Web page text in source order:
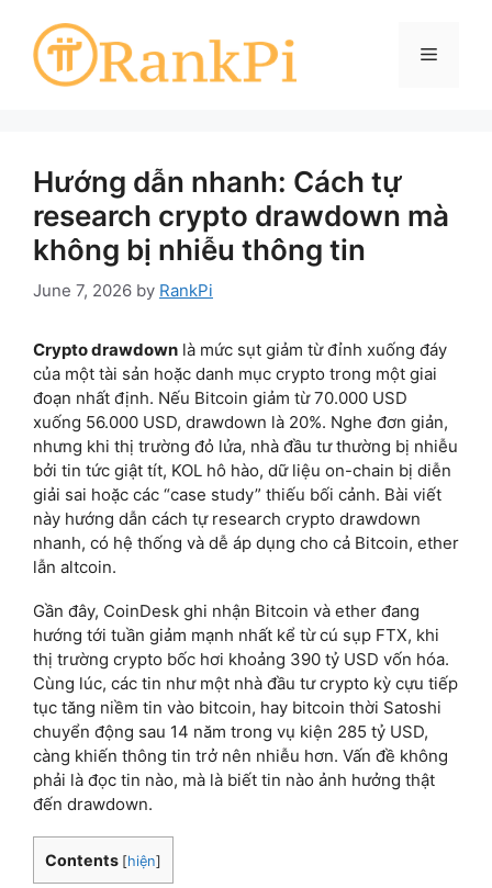
content
Menu
Hướng dẫn nhanh: Cách tự
research crypto drawdown mà
không bị nhiễu thông tin
June 7, 2026 by RankPi
Crypto drawdown là mức sụt giảm từ đỉnh xuống đáy
của một tài sản hoặc danh mục crypto trong một giai
đoạn nhất định. Nếu Bitcoin giảm từ 70.000 USD
xuống 56.000 USD, drawdown là 20%. Nghe đơn giản,
nhưng khi thị trường đỏ lửa, nhà đầu tư thường bị nhiễu
bởi tin tức giật tít, KOL hô hào, dữ liệu on-chain bị diễn
giải sai hoặc các “case study” thiếu bối cảnh. Bài viết
này hướng dẫn cách tự research crypto drawdown
nhanh, có hệ thống và dễ áp dụng cho cả Bitcoin, ether
lẫn altcoin.
Gần đây, CoinDesk ghi nhận Bitcoin và ether đang
hướng tới tuần giảm mạnh nhất kể từ cú sụp FTX, khi
thị trường crypto bốc hơi khoảng 390 tỷ USD vốn hóa.
Cùng lúc, các tin như một nhà đầu tư crypto kỳ cựu tiếp
tục tăng niềm tin vào bitcoin, hay bitcoin thời Satoshi
chuyển động sau 14 năm trong vụ kiện 285 tỷ USD,
càng khiến thông tin trở nên nhiễu hơn. Vấn đề không
phải là đọc tin nào, mà là biết tin nào ảnh hưởng thật
đến drawdown.
Contents [hiện]